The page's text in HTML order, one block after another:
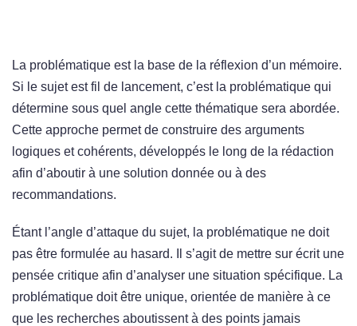
La problématique est la base de la réflexion d’un mémoire.
Si le sujet est fil de lancement, c’est la problématique qui
détermine sous quel angle cette thématique sera abordée.
Cette approche permet de construire des arguments
logiques et cohérents, développés le long de la rédaction
afin d’aboutir à une solution donnée ou à des
recommandations.
Étant l’angle d’attaque du sujet, la problématique ne doit
pas être formulée au hasard. Il s’agit de mettre sur écrit une
pensée critique afin d’analyser une situation spécifique. La
problématique doit être unique, orientée de manière à ce
que les recherches aboutissent à des points jamais